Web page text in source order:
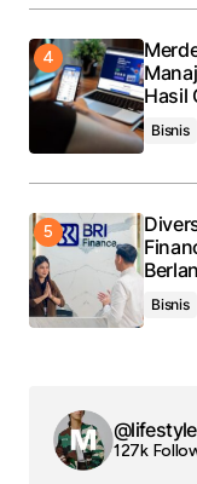
Hasil
Bisnis
Bisnis
127k